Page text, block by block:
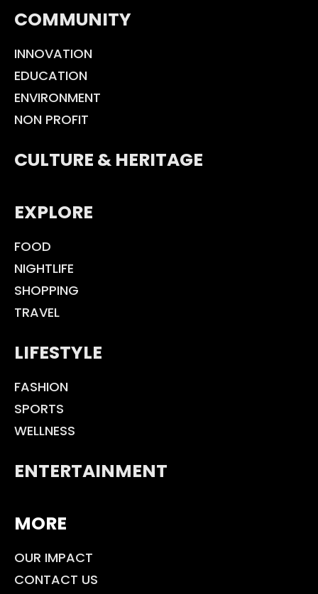
COMMUNITY
INNOVATION
EDUCATION
ENVIRONMENT
NON PROFIT
CULTURE & HERITAGE
EXPLORE
FOOD
NIGHTLIFE
SHOPPING
TRAVEL
LIFESTYLE
FASHION
SPORTS
WELLNESS
ENTERTAINMENT
MORE
OUR IMPACT
CONTACT US